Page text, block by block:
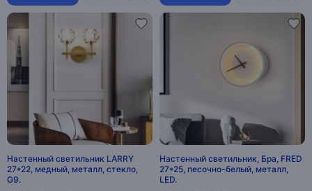
Настенный светильник LARRY
27*22, медный, металл, стекло,
G9.
Настенный светильник, Бра, FRED
27*25, песочно-белый, металл,
LED.